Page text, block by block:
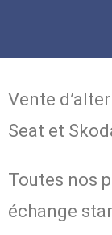
Vente
Seat et
Toutes nos
échange